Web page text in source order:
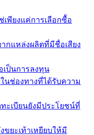
เพียงแค่การเลือกซื้อ
กแหล่งผลิตที่มีชื่อเสียง
เป็นการลงทุน
นช่องทางที่ได้รับความ
ะเบียนยังมีประโยชน์ที่
ขยะเท้าเหยียบให้มี